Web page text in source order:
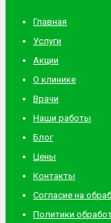
Главная
Услуги
Акции
О клинике
Врачи
Наши работы
Блог
Цены
Контакты
Согласие на
Политики